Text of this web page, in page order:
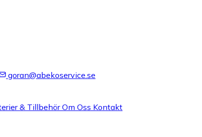
goran@abekoservice.se
& TillbehörOm Oss Kontakt